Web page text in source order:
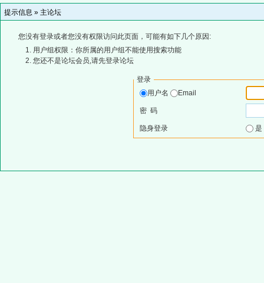
提示信息 » 主论坛
您没有登录或者您没有权限访问此页面，可能有如下几个原因:
用户组权限：你所属的用户组不能使用搜索功能
您还不是论坛会员,请先登录论坛
登录
用户名
Email
密 码
隐身登录